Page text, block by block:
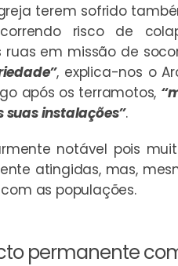
terem sofrido
risco de
em missão de
, explica-nos o
após os terramotos,
suas instalações”.
notável pois
atingidas, mas,
as populações.
permanente